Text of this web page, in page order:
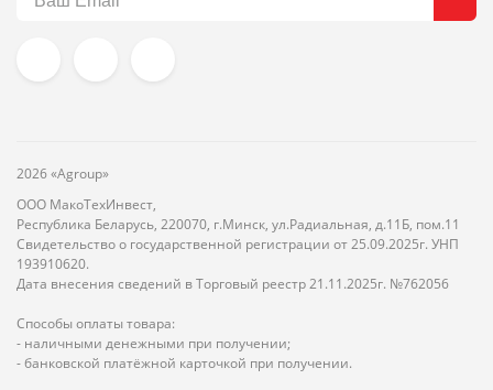
2026 «Agroup»
ООО МакоТехИнвест,
Республика Беларусь, 220070, г.Минск, ул.Радиальная, д.11Б, пом.11
Свидетельство о государственной регистрации от 25.09.2025г. УНП
193910620.
Дата внесения сведений в Торговый реестр 21.11.2025г. №762056
Способы оплаты товара:
- наличными денежными при получении;
- банковской платёжной карточкой при получении.